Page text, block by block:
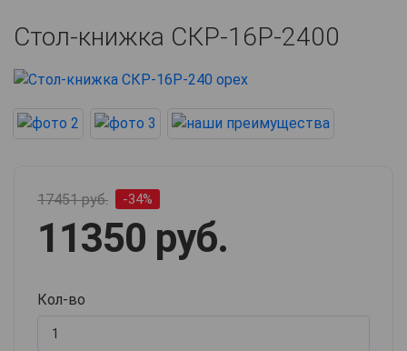
Стол-книжка СКР-16Р-2400
17451 руб. -34%
11350 руб.
Кол-во